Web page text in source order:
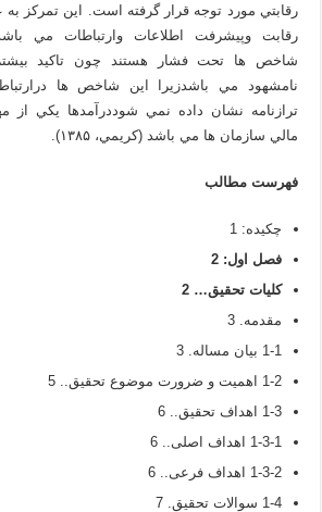
رقابتي مورد توجه قرار گرفته است. اين تمركز
رقابت وپيشرفت اطلاعات وارتباطات مي
شاخص ها تحت فشار هستند چون تاكيد
نامشهود مي باشدزيرا اين شاخص ها
ترازنامه نشان داده نمي شوددرآمدها يكي از
مالي سازمان ها مي باشد (كريمي، ۱۳۸۵).
فهرست مطالب
چكيده: 1
فصل اول: 2
كليات تحقيق…
2
مقدمه. 3
1-1 بيان مساله. 3
1-2 اهميت و ضرورت موضوع تحقيق.. 5
1-3 اهداف تحقيق.. 6
1-3-1 اهداف اصلی.. 6
1-3-2 اهداف فرعی.. 6
1-4 سوالات تحقيق. 7